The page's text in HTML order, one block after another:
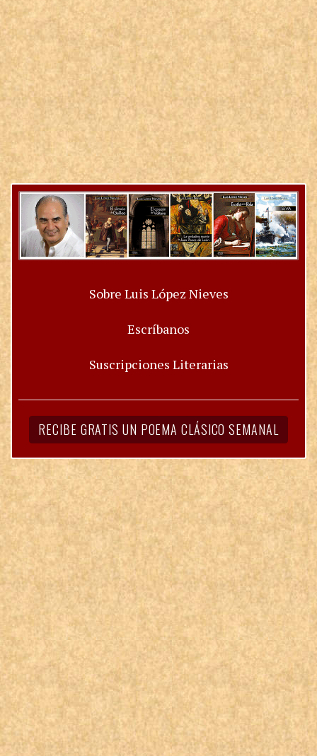
Sobre Luis López Nieves
Escríbanos
Suscripciones Literarias
RECIBE GRATIS UN POEMA CLÁSICO SEMANAL